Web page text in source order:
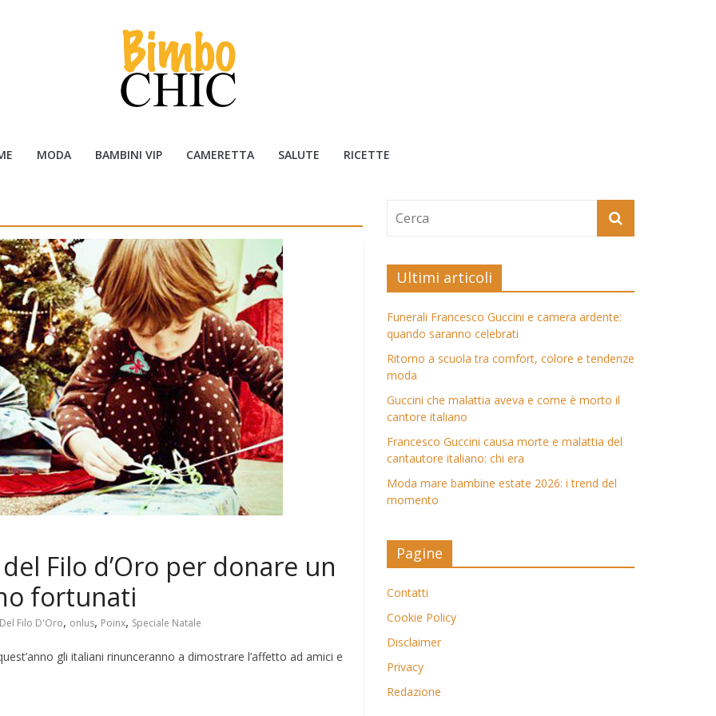
MODA BAMBINI VIP CAMERETTA SALUTE RICETTE
Filo d’Oro per donare un
fortunati
Filo D'Oro, onlus, Poinx, Speciale Natale
gli italiani rinunceranno a dimostrare l’affetto ad amici e
Ultimi articoli
Funerali Francesco Guccini e camera ardente:
quando saranno celebrati
Ritorno a scuola tra comfort, colore e tendenze
moda
Guccini che malattia aveva e come è morto il
cantore italiano
Francesco Guccini causa morte e malattia del
cantautore italiano: chi era
Moda mare bambine estate 2026: i trend del
momento
Pagine
Contatti
Cookie Policy
Disclaimer
Privacy
Redazione